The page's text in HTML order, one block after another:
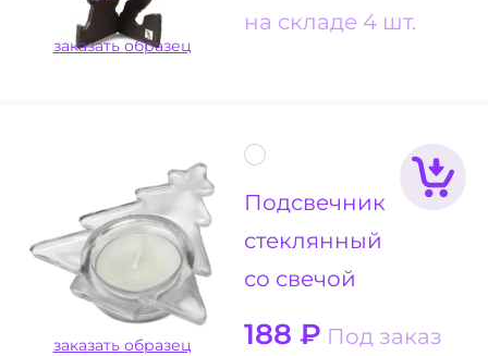
на складе 4 шт.
заказать образец
Подсвечник
стеклянный
со свечой
188 ₽ Под заказ
заказать образец